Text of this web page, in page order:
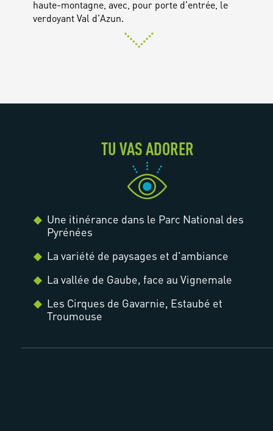
haute-montagne, avec, pour porte d'entrée, le
verdoyant Val d'Azun.
TU VAS ADORER
Une itinérance dans le Parc National des
Pyrénées
La variété de paysages et d'ambiance
La vallée de Gaube, face au Vignemale
Les Cirques de Gavarnie, Estaubé et
Troumouse